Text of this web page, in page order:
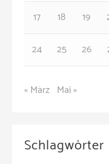
17
18 19
24
25 26
« März Mai »
Schlagwörter